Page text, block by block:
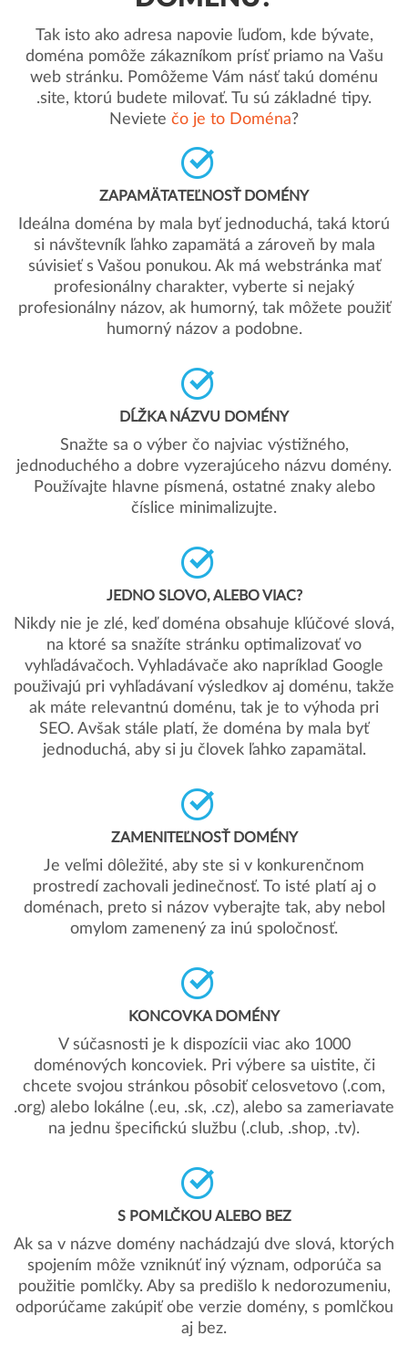
Tak isto ako adresa napovie ľuďom, kde bývate,
doména pomôže zákazníkom prísť priamo na Vašu
web stránku. Pomôžeme Vám násť takú doménu
.site, ktorú budete milovať. Tu sú základné tipy.
Neviete čo je to Doména?
ZAPAMÄTATEĽNOSŤ DOMÉNY
Ideálna doména by mala byť jednoduchá, taká ktorú
si návštevník ľahko zapamätá a zároveň by mala
súvisieť s Vašou ponukou. Ak má webstránka mať
profesionálny charakter, vyberte si nejaký
profesionálny názov, ak humorný, tak môžete použiť
humorný názov a podobne.
DĹŽKA NÁZVU DOMÉNY
Snažte sa o výber čo najviac výstižného,
jednoduchého a dobre vyzerajúceho názvu domény.
Používajte hlavne písmená, ostatné znaky alebo
číslice minimalizujte.
JEDNO SLOVO, ALEBO VIAC?
Nikdy nie je zlé, keď doména obsahuje kľúčové slová,
na ktoré sa snažíte stránku optimalizovať vo
vyhľadávačoch. Vyhladávače ako napríklad Google
použivajú pri vyhľadávaní výsledkov aj doménu, takže
ak máte relevantnú doménu, tak je to výhoda pri
SEO. Avšak stále platí, že doména by mala byť
jednoduchá, aby si ju človek ľahko zapamätal.
ZAMENITEĽNOSŤ DOMÉNY
Je veľmi dôležité, aby ste si v konkurenčnom
prostredí zachovali jedinečnosť. To isté platí aj o
doménach, preto si názov vyberajte tak, aby nebol
omylom zamenený za inú spoločnosť.
KONCOVKA DOMÉNY
V súčasnosti je k dispozícii viac ako 1000
doménových koncoviek. Pri výbere sa uistite, či
chcete svojou stránkou pôsobiť celosvetovo (.com,
.org) alebo lokálne (.eu, .sk, .cz), alebo sa zameriavate
na jednu špecifickú službu (.club, .shop, .tv).
S POMLČKOU ALEBO BEZ
Ak sa v názve domény nachádzajú dve slová, ktorých
spojením môže vzniknúť iný význam, odporúča sa
použitie pomlčky. Aby sa predišlo k nedorozumeniu,
odporúčame zakúpiť obe verzie domény, s pomlčkou
aj bez.